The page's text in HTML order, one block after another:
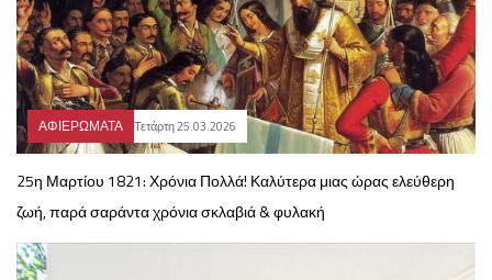
ΑΦΙΕΡΩΜΑΤΑ Τετάρτη 25.03.2026
25η Μαρτίου 1821: Χρόνια Πολλά! Καλύτερα μιας ώρας ελεύθερη
ζωή, παρά σαράντα χρόνια σκλαβιά & φυλακή